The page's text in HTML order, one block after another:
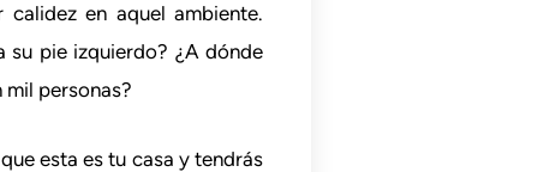
en aquel ambiente.
su pie izquierdo? ¿A dónde
mil personas?
esta es tu casa y tendrás